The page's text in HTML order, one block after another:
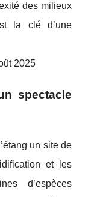
des milieux
la clé d’une
2025
spectacle
un site de
et les
d’espèces